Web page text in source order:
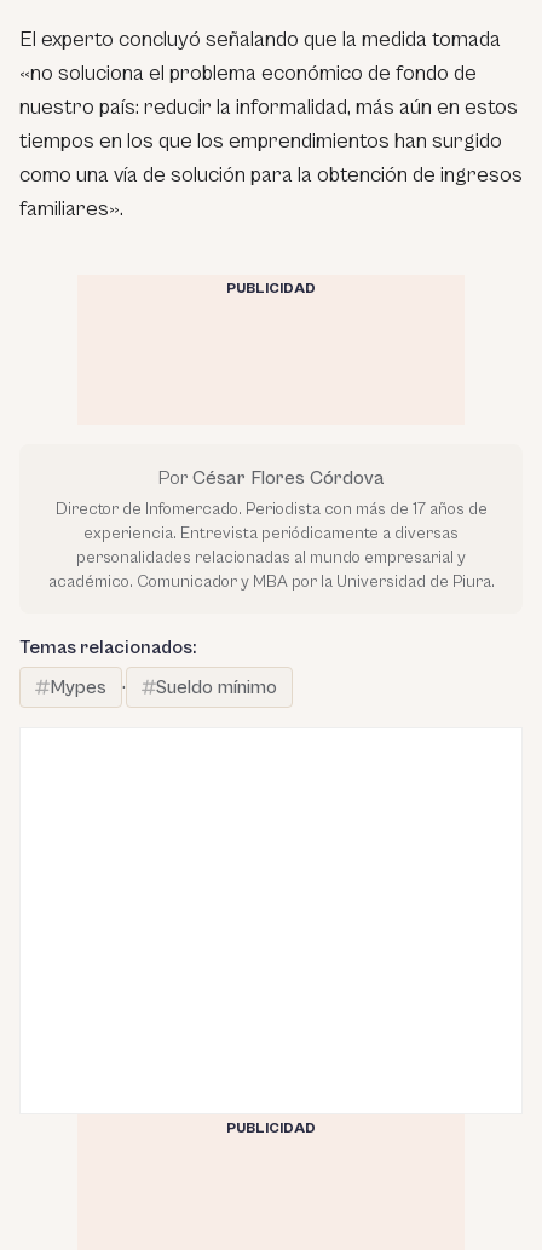
El experto concluyó señalando que la medida tomada
«no soluciona el problema económico de fondo de
nuestro país: reducir la informalidad, más aún en estos
tiempos en los que los emprendimientos han surgido
como una vía de solución para la obtención de ingresos
familiares».
PUBLICIDAD
Por César Flores Córdova
Director de Infomercado. Periodista con más de 17 años de
experiencia. Entrevista periódicamente a diversas
personalidades relacionadas al mundo empresarial y
académico. Comunicador y MBA por la Universidad de Piura.
Temas relacionados:
Mypes
· Sueldo mínimo
PUBLICIDAD